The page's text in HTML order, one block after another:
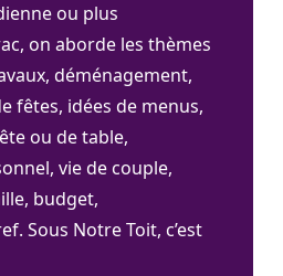
ou plus
on aborde les thèmes
déménagement,
fêtes, idées de menus,
ou de table,
vie de couple,
budget,
Sous Notre Toit, c’est